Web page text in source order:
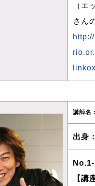
（エ
さん
講師名
出身
【講